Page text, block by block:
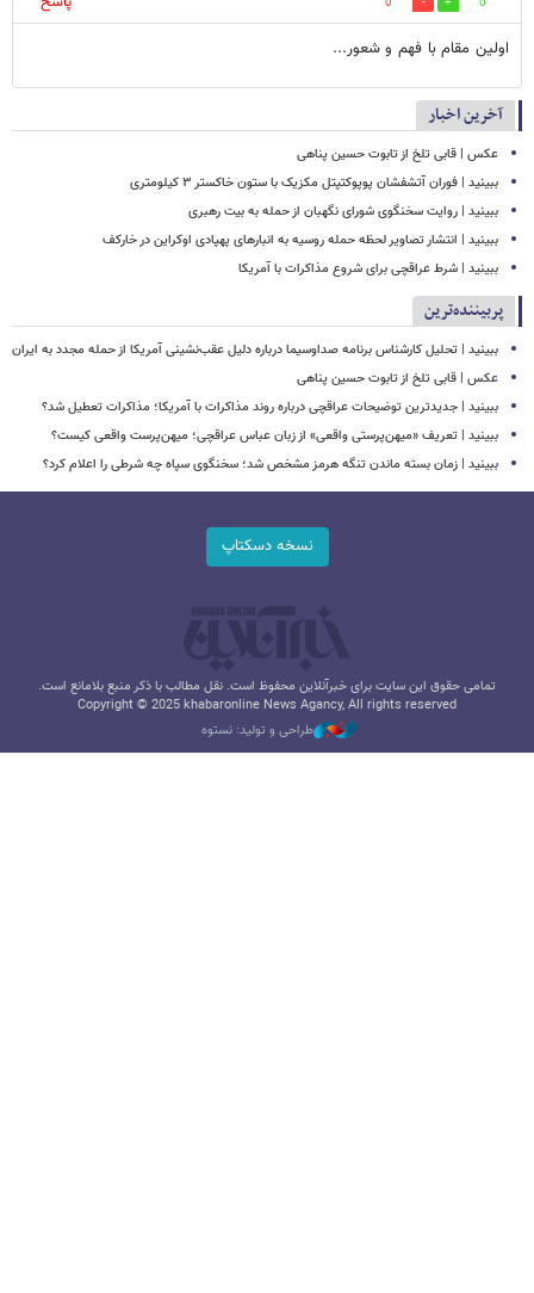
اولین مقام با فهم و شعور...
آخرین اخبار
عکس | قابی تلخ از تابوت حسین پناهی
ببینید | فوران آتشفشان پوپوکتپتل مکزیک با ستون خاکستر ۳ کیلومتری
ببینید | روایت سخنگوی شورای نگهبان از حمله به بیت رهبری
ببینید | انتشار تصاویر لحظه حمله روسیه به انبارهای پهپادی اوکراین در خارکف
ببینید | شرط عراقچی برای شروع مذاکرات با آمریکا
پربیننده‌ترین
ببینید | تحلیل کارشناس برنامه صداوسیما درباره دلیل عقب‌نشینی آمریکا از حمله مجدد به ایران
عکس | قابی تلخ از تابوت حسین پناهی
ببینید | جدیدترین توضیحات عراقچی درباره روند مذاکرات با آمریکا؛ مذاکرات تعطیل شد؟
ببینید | تعریف «میهن‌پرستی واقعی» از زبان عباس عراقچی؛ میهن‌پرست واقعی کیست؟
ببینید | زمان بسته ماندن تنگه هرمز مشخص شد؛ سخنگوی سپاه چه شرطی را اعلام کرد؟
نسخه دسکتاپ
تمامی حقوق این سایت برای خبرآنلاین محفوظ است. نقل مطالب با ذکر منبع بلامانع است.
Copyright © 2025 khabaronline News Agancy, All rights reserved
طراحی و تولید: نستوه